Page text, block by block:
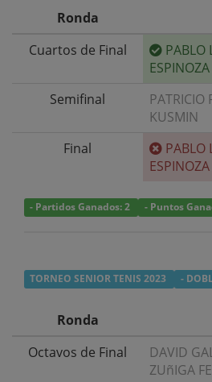
Ronda
Cuartos de Final
PABLO
Semifinal PATRICIO
KUSMIN
Final PABLO
- Partidos Ganados: 2 - Puntos
TORNEO SENIOR TENIS 2023 -
Ronda
Octavos de Final
DAVID
ZUñIGA